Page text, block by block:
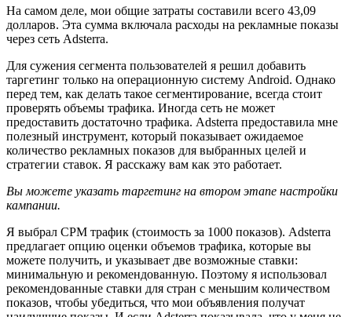
На самом деле, мои общие затраты составили всего 43,09
долларов. Эта сумма включала расходы на рекламные показы
через сеть Adsterra.
Для сужения сегмента пользователей я решил добавить
таргетинг только на операционную систему Android. Однако
перед тем, как делать такое сегментирование, всегда стоит
проверять объемы трафика. Иногда сеть не может
предоставить достаточно трафика. Adsterra предоставила мне
полезный инструмент, который показывает ожидаемое
количество рекламных показов для выбранных целей и
стратегии ставок. Я расскажу вам как это работает.
Вы можете указать таргетинг на втором этапе настройки
кампании.
Я выбрал CPM трафик (стоимость за 1000 показов). Adsterra
предлагает опцию оценки объемов трафика, которые вы
можете получить, и указывает две возможные ставки:
минимальную и рекомендованную. Поэтому я использовал
рекомендованные ставки для стран с меньшим количеством
показов, чтобы убедиться, что мои объявления получат